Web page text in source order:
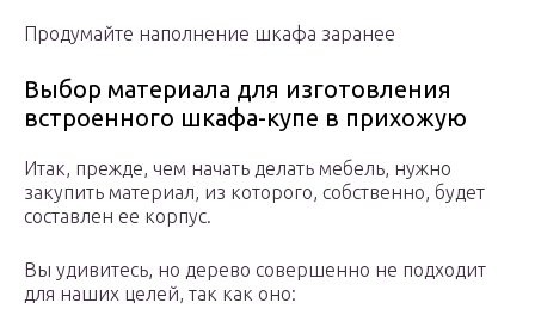
Продумайте наполнение шкафа заранее
Выбор материала для изготовления
встроенного шкафа-купе в прихожую
Итак, прежде, чем начать делать мебель, нужно
закупить материал, из которого, собственно, будет
составлен ее корпус.
Вы удивитесь, но дерево совершенно не подходит
для наших целей, так как оно: